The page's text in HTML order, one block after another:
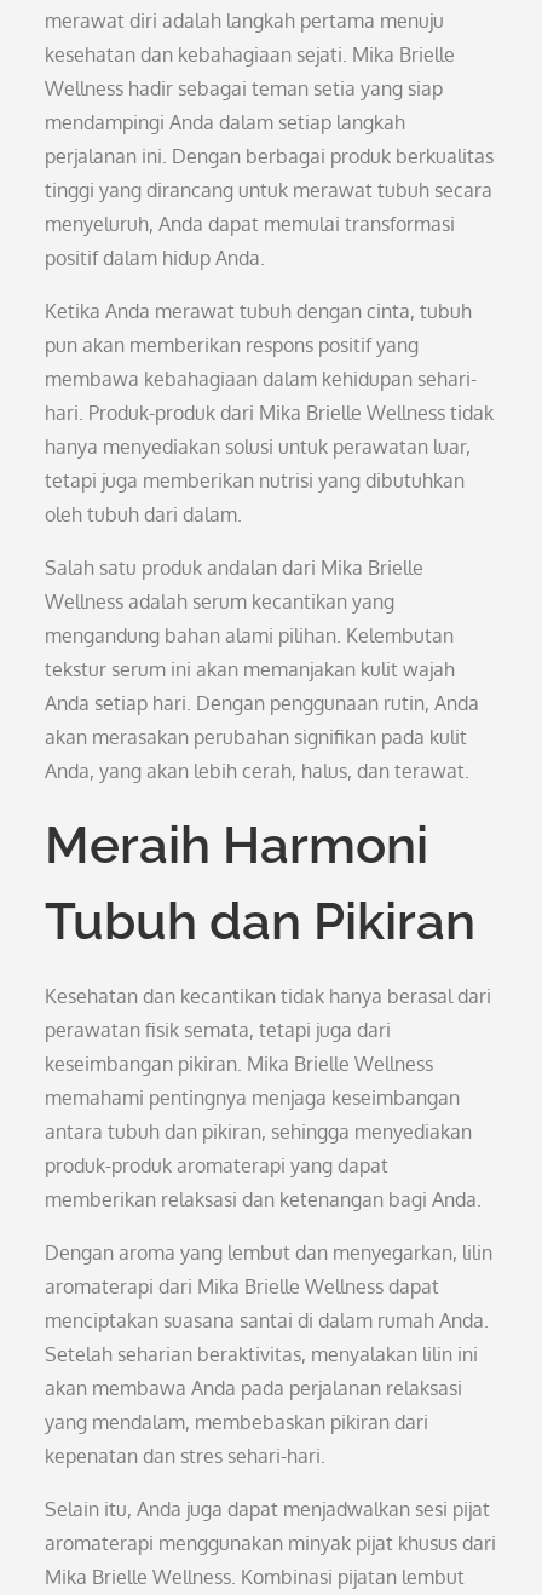
merawat diri adalah langkah pertama menuju
kesehatan dan kebahagiaan sejati. Mika Brielle
Wellness hadir sebagai teman setia yang siap
mendampingi Anda dalam setiap langkah
perjalanan ini. Dengan berbagai produk berkualitas
tinggi yang dirancang untuk merawat tubuh secara
menyeluruh, Anda dapat memulai transformasi
positif dalam hidup Anda.
Ketika Anda merawat tubuh dengan cinta, tubuh
pun akan memberikan respons positif yang
membawa kebahagiaan dalam kehidupan sehari-
hari. Produk-produk dari Mika Brielle Wellness tidak
hanya menyediakan solusi untuk perawatan luar,
tetapi juga memberikan nutrisi yang dibutuhkan
oleh tubuh dari dalam.
Salah satu produk andalan dari Mika Brielle
Wellness adalah serum kecantikan yang
mengandung bahan alami pilihan. Kelembutan
tekstur serum ini akan memanjakan kulit wajah
Anda setiap hari. Dengan penggunaan rutin, Anda
akan merasakan perubahan signifikan pada kulit
Anda, yang akan lebih cerah, halus, dan terawat.
Meraih Harmoni
Tubuh dan Pikiran
Kesehatan dan kecantikan tidak hanya berasal dari
perawatan fisik semata, tetapi juga dari
keseimbangan pikiran. Mika Brielle Wellness
memahami pentingnya menjaga keseimbangan
antara tubuh dan pikiran, sehingga menyediakan
produk-produk aromaterapi yang dapat
memberikan relaksasi dan ketenangan bagi Anda.
Dengan aroma yang lembut dan menyegarkan, lilin
aromaterapi dari Mika Brielle Wellness dapat
menciptakan suasana santai di dalam rumah Anda.
Setelah seharian beraktivitas, menyalakan lilin ini
akan membawa Anda pada perjalanan relaksasi
yang mendalam, membebaskan pikiran dari
kepenatan dan stres sehari-hari.
Selain itu, Anda juga dapat menjadwalkan sesi pijat
aromaterapi menggunakan minyak pijat khusus dari
Mika Brielle Wellness. Kombinasi pijatan lembut